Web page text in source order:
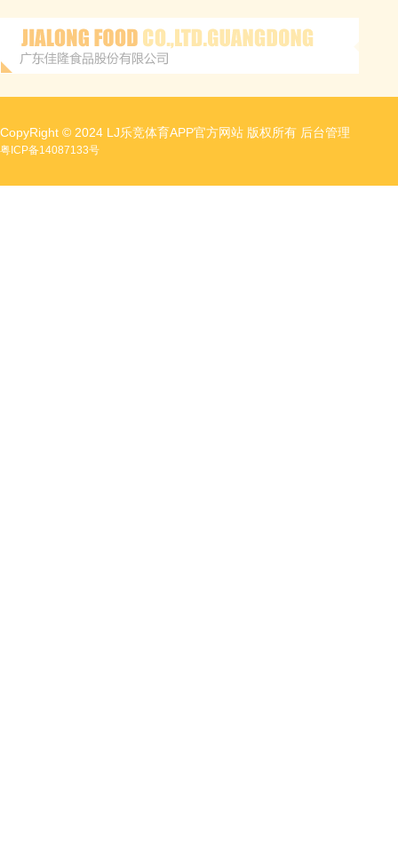
CopyRight © 2024 LJ乐竞体育APP官方网站 版权所有 后台管理
粤ICP备14087133号